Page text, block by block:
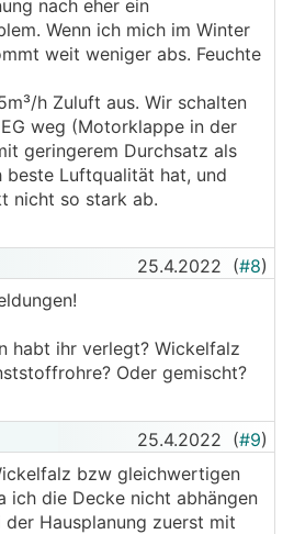
nach eher ein
Wenn ich mich im Winter
weit weniger abs. Feuchte
h Zuluft aus. Wir schalten
weg (Motorklappe in der
geringerem Durchsatz als
beste Luftqualität hat, und
nicht so stark ab.
25.4.2022 (#8)
habt ihr verlegt? Wickelfalz
Oder gemischt?
25.4.2022 (#9)
bzw gleichwertigen
ich die Decke nicht abhängen
Hausplanung zuerst mit